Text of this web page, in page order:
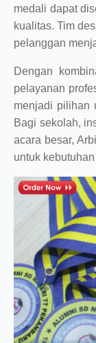
medali dapat
kualitas. Tim
pelanggan
Dengan
pelayanan
menjadi pilihan
Bagi sekolah,
acara besar,
untuk